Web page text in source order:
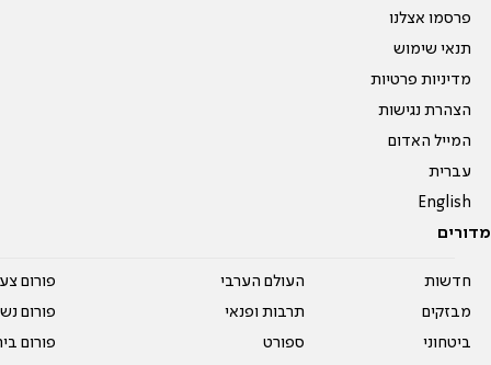
פרסמו אצלנו
תנאי שימוש
מדיניות פרטיות
הצהרת נגישות
המייל האדום
עברית
English
מדורים
חדשות
מבזקים
ביטחוני
העולם הערבי
תרבות ופנאי
ספורט
פורום
פורום
פורום